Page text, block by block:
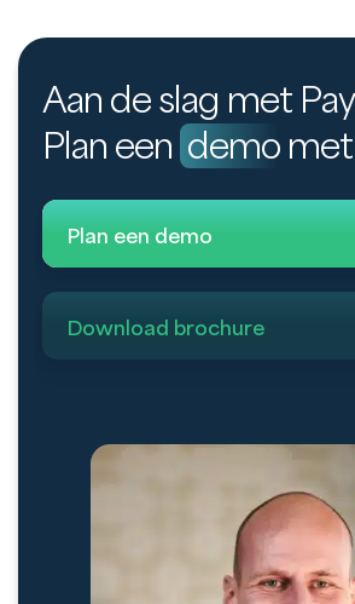
Aan de slag met
Plan een demo
Plan een demo
Download brochure